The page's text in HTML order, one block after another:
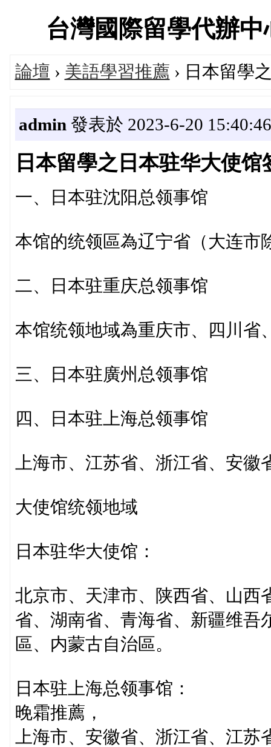
台灣國際留學代辦
論壇 › 美語學習推薦 › 日本留學
admin 發表於 2023-6-20 15:40:46
日本留學之日本驻华大使
一、日本驻沈阳总领事馆
本馆的统领區為辽宁省（大连市
二、日本驻重庆总领事馆
本馆统领地域為重庆市、四川省
三、日本驻廣州总领事馆
四、日本驻上海总领事馆
上海市、江苏省、浙江省、安徽
大使馆统领地域
日本驻华大使馆：
北京市、天津市、陕西省、山西
省、湖南省、青海省、新疆维吾
區、内蒙古自治區。
日本驻上海总领事馆：
晚霜推薦，
上海市、安徽省、浙江省、江苏